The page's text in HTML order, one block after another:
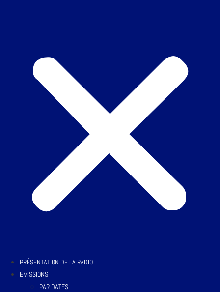
PRÉSENTATION DE LA RADIO
EMISSIONS
PAR DATES